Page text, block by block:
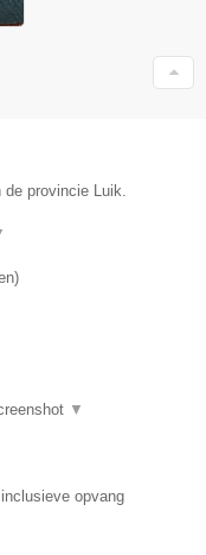
de provincie Luik.
)
▼
opvang